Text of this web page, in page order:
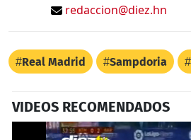
redaccion@diez.hn
Real Madrid Sampdoria
VIDEOS RECOMENDADOS